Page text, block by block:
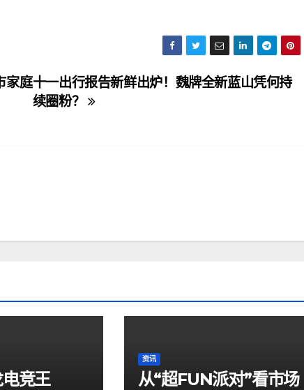
十一出行报告新鲜出炉！魏牌全新蓝山凭何持
续圈粉？
家庭
竞王
资讯
从“超FUN派对”看市场